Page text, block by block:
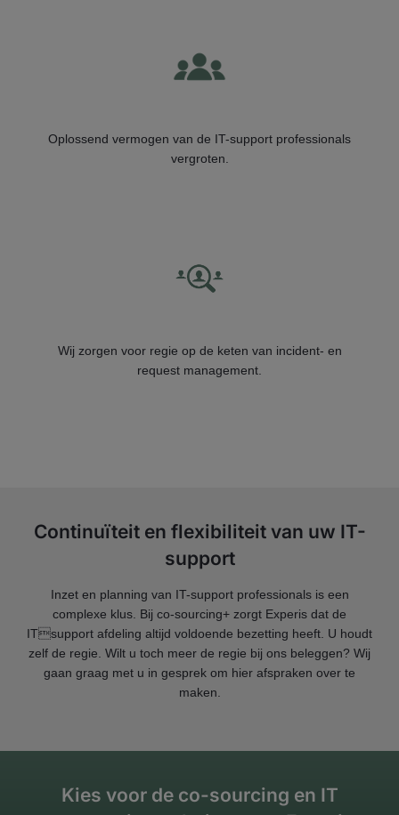
Oplossend vermogen van de IT-support professionals
vergroten.
Wij zorgen voor regie op de keten van incident- en
request management.
Continuïteit en flexibiliteit van uw IT-
support
Inzet en planning van IT-support professionals is een
complexe klus. Bij co-sourcing+ zorgt Experis dat de
ITsupport afdeling altijd voldoende bezetting heeft. U houdt
zelf de regie. Wilt u toch meer de regie bij ons beleggen? Wij
gaan graag met u in gesprek om hier afspraken over te
maken.
Kies voor de co-sourcing en IT